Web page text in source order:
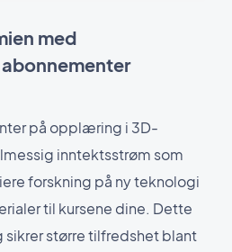
med
på opplæring i 3D-
inntektsstrøm som
forskning på ny teknologi
til kursene dine. Dette
større tilfredshet blant